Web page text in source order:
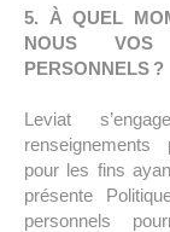
5. À QUEL
NOUS VOS
PERSONNELS ?
Leviat
renseignements
pour les fins
présente
personnels